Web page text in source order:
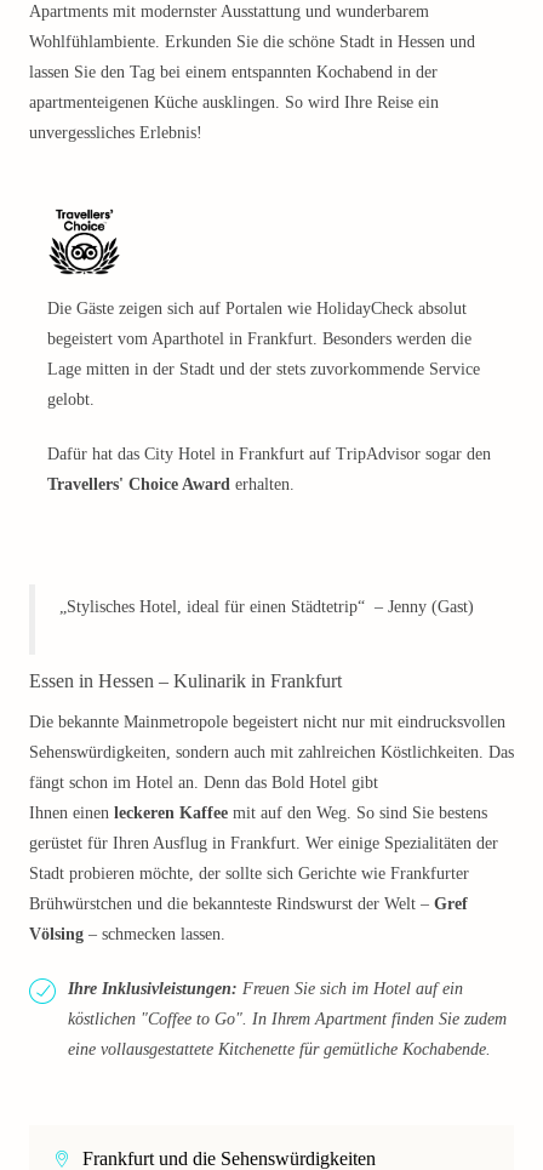
Apartments mit modernster Ausstattung und wunderbarem
Wohlfühlambiente. Erkunden Sie die schöne Stadt in Hessen und
lassen Sie den Tag bei einem entspannten Kochabend in der
apartmenteigenen Küche ausklingen. So wird Ihre Reise ein
unvergessliches Erlebnis!
Die Gäste zeigen sich auf Portalen wie HolidayCheck absolut
begeistert vom Aparthotel in Frankfurt. Besonders werden die
Lage mitten in der Stadt und der stets zuvorkommende Service
gelobt.
Dafür hat das City Hotel in Frankfurt auf TripAdvisor sogar den
Travellers' Choice Award erhalten.
„Stylisches Hotel, ideal für einen Städtetrip“ – Jenny (Gast)
Essen in Hessen – Kulinarik in Frankfurt
Die bekannte Mainmetropole begeistert nicht nur mit eindrucksvollen
Sehenswürdigkeiten, sondern auch mit zahlreichen Köstlichkeiten. Das
fängt schon im Hotel an. Denn das Bold Hotel gibt
Ihnen einen leckeren Kaffee mit auf den Weg. So sind Sie bestens
gerüstet für Ihren Ausflug in Frankfurt. Wer einige Spezialitäten der
Stadt probieren möchte, der sollte sich Gerichte wie Frankfurter
Brühwürstchen und die bekannteste Rindswurst der Welt – Gref
Völsing – schmecken lassen.
Ihre Inklusivleistungen: Freuen Sie sich im Hotel auf ein
köstlichen "Coffee to Go". In Ihrem Apartment finden Sie zudem
eine vollausgestattete Kitchenette für gemütliche Kochabende.
Frankfurt und die Sehenswürdigkeiten